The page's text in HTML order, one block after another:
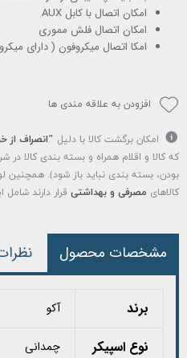
امکان اتصال با کابل AUX
امکان اتصال فلش مموری
امکا اتصال میکروفون ( دارای
افزودن به علاقه مندی ها
امکان برگشت کالا با دلیل "انصراف از
که کالا و اقلام همراه و بسته بندی کالا در
بودن، بسته بندی نباید باز شود). همچنین
کالاهای مصرفی و بهداشتی قرار دارند شامل
مشخصات محصول
برند آکو
نوع اسپیکر چمدانی